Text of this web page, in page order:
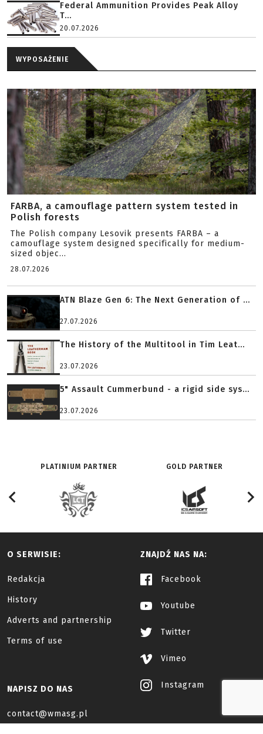
Federal Ammunition Provides Peak Alloy
T...
20.07.2026
WYPOSAŻENIE
FARBA, a camouflage pattern system tested in
Polish forests
The Polish company Lesovik presents FARBA – a
camouflage system designed specifically for medium-
sized objec...
28.07.2026
ATN Blaze Gen 6: The Next Generation of ...
27.07.2026
The History of the Multitool in Tim Leat...
23.07.2026
5" Assault Cummerbund - a rigid side sys...
23.07.2026
PLATINIUM PARTNER GOLD PARTNER
O SERWISIE:
Redakcja
History
Adverts and partnership
Terms of use
ZNAJDŹ NAS NA:
Facebook
Youtube
Twitter
Vimeo
Instagram
NAPISZ DO NAS
contact@wmasg.pl